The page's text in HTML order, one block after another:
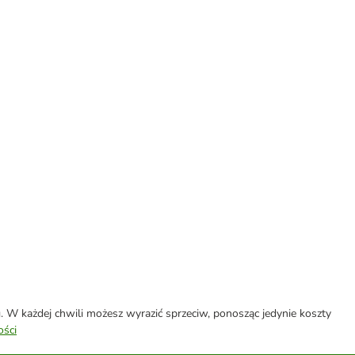
każdej chwili możesz wyrazić sprzeciw, ponosząc jedynie koszty